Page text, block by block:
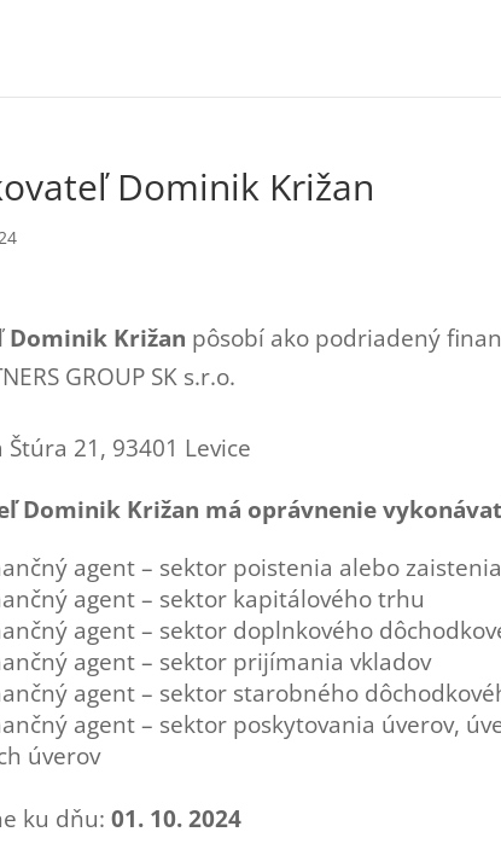
Dominik Križan
Dominik Križan pôsobí ako podriadený
GROUP SK s.r.o.
Štúra 21, 93401 Levice
Dominik Križan má oprávnenie
agent – sektor poistenia alebo zaistenia
agent – sektor kapitálového trhu
agent – sektor doplnkového
agent – sektor prijímania vkladov
agent – sektor starobného
agent – sektor poskytovania úverov,
úverov
ku dňu:01. 10. 2024